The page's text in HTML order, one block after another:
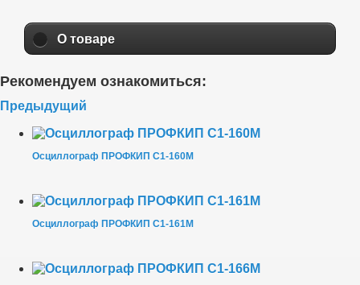
О товаре
Рекомендуем ознакомиться:
Предыдущий
Осциллограф ПРОФКИП С1-160М
Осциллограф ПРОФКИП С1-161М